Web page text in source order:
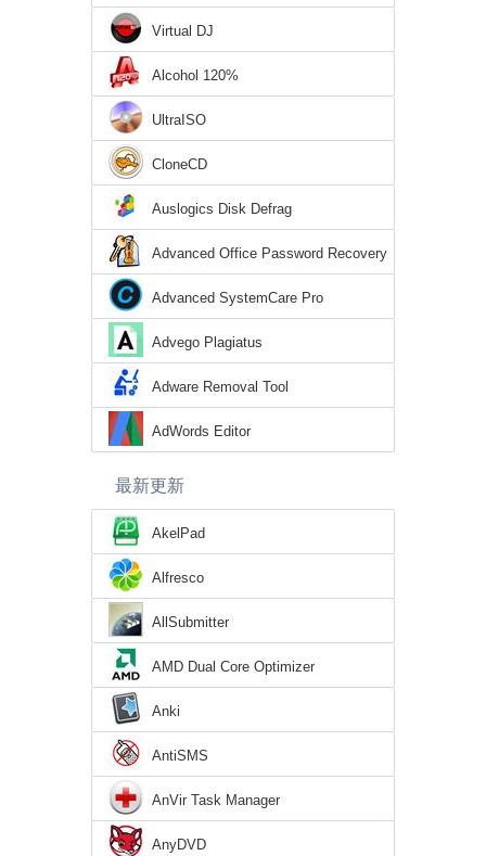
Virtual DJ
Alcohol 120%
UltraISO
CloneCD
Auslogics Disk Defrag
Advanced Office Password Recovery
Advanced SystemCare Pro
Advego Plagiatus
Adware Removal Tool
AdWords Editor
最新更新
AkelPad
Alfresco
AllSubmitter
AMD Dual Core Optimizer
Anki
AntiSMS
AnVir Task Manager
AnyDVD